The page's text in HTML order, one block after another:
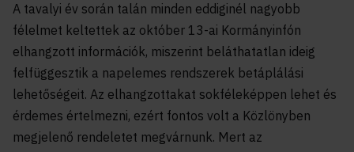
A tavalyi év során talán minden eddiginél nagyobb
félelmet keltettek az október 13-ai Kormányinfón
elhangzott információk, miszerint beláthatatlan ideig
felfüggesztik a napelemes rendszerek betáplálási
lehetőségeit. Az elhangzottakat sokféleképpen lehet és
érdemes értelmezni, ezért fontos volt a Közlönyben
megjelenő rendeletet megvárnunk. Mert az